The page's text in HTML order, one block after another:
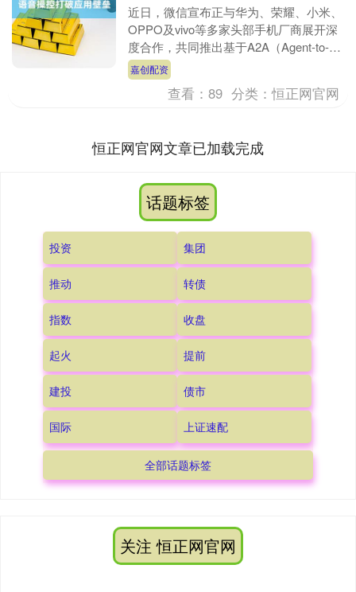
近日，微信宣布正与华为、荣耀、小米、
OPPO及vivo等多家头部手机厂商展开深
度合作，共同推出基于A2A（Agent-to-
Agent）架构的智能助手能力。该功....
嘉创配资
查看：89 分类：恒正网官网
恒正网官网文章已加载完成
话题标签
投资 集团
推动 转债
指数 收盘
起火 提前
建投 债市
国际 上证速配
全部话题标签
关注 恒正网官网